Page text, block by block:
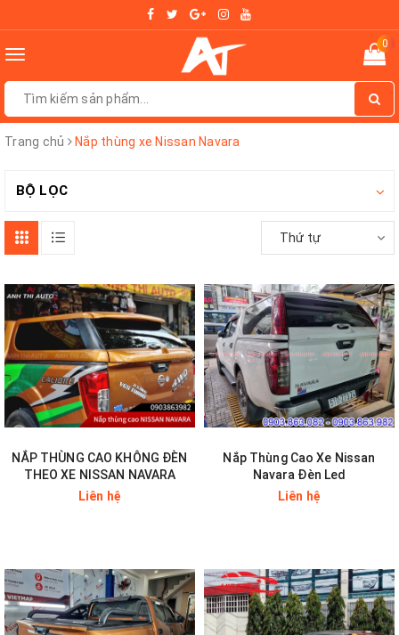
Toggle
0
Trang chủ Nắp thùng xe Nissan Navara
BỘ LỌC
Thứ tự
NẮP THÙNG CAO KHÔNG ĐÈN
THEO XE NISSAN NAVARA
Liên hệ
Nắp Thùng Cao Xe Nissan
Navara Đèn Led
Liên hệ